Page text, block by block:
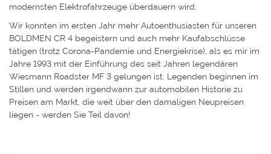
modernsten Elektrofahrzeuge überdauern wird.
Wir konnten im ersten Jahr mehr Autoenthusiasten für unseren
BOLDMEN CR 4 begeistern und auch mehr Kaufabschlüsse
tätigen (trotz Corona-Pandemie und Energiekrise), als es mir im
Jahre 1993 mit der Einführung des seit Jahren legendären
Wiesmann Roadster MF 3 gelungen ist. Legenden beginnen im
Stillen und werden irgendwann zur automobilen Historie zu
Preisen am Markt, die weit über den damaligen Neupreisen
liegen - werden Sie Teil davon!